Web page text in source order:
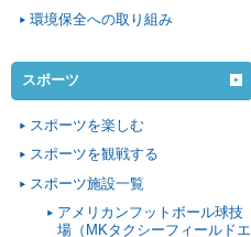
環境保全への取り組み
スポーツ
スポーツを楽しむ
スポーツを観戦する
スポーツ施設一覧
アメリカンフットボール球技
場（MKタクシーフィールドエ